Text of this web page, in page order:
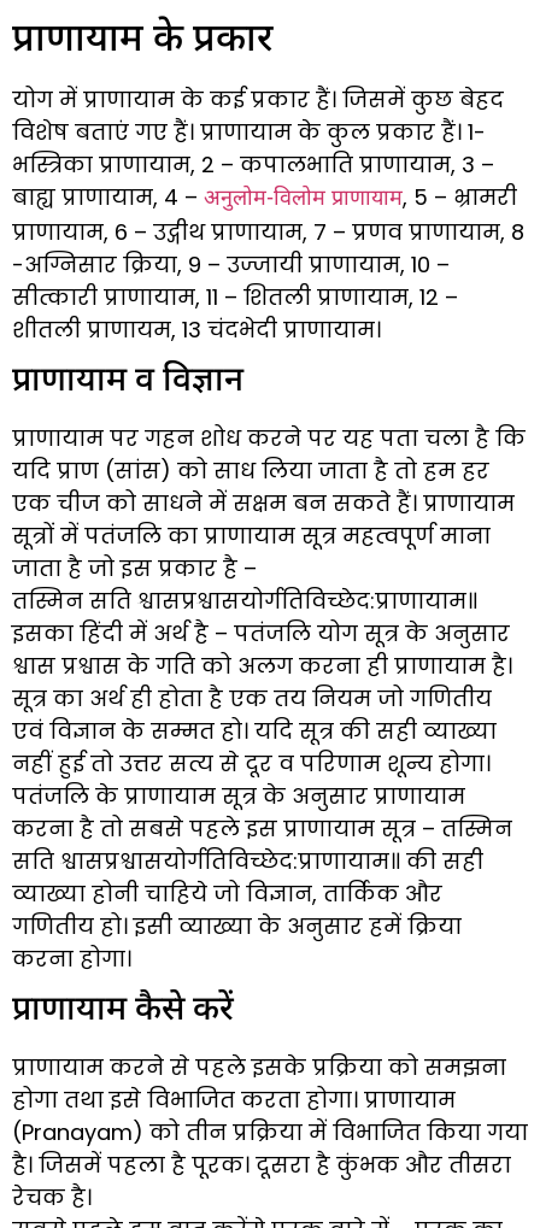
प्राणायाम के प्रकार
योग में प्राणायाम के कई प्रकार हैं। जिसमें कुछ बेहद
विशेष बताएं गए हैं। प्राणायाम के कुल प्रकार हैं। 1-
भस्त्रिका प्राणायाम, 2 – कपालभाति प्राणायाम, 3 –
बाह्य प्राणायाम, 4 – अनुलोम-विलोम प्राणायाम, 5 – भ्रामरी
प्राणायाम, 6 – उद्गीथ प्राणायाम, 7 – प्रणव प्राणायाम, 8
-अग्निसार क्रिया, 9 – उज्जायी प्राणायाम, 10 –
सीत्कारी प्राणायाम, 11 – शितली प्राणायाम, 12 –
शीतली प्राणायम, 13 चंदभेदी प्राणायाम।
प्राणायाम व विज्ञान
प्राणायाम पर गहन शोध करने पर यह पता चला है कि
यदि प्राण (सांस) को साध लिया जाता है तो हम हर
एक चीज को साधने में सक्षम बन सकते हैं। प्राणायाम
सूत्रों में पतंजलि का प्राणायाम सूत्र महत्वपूर्ण माना
जाता है जो इस प्रकार है –
तस्मिन सति श्वासप्रश्वासयोर्गतिविच्छेद:प्राणायाम॥
इसका हिंदी में अर्थ है – पतंजलि योग सूत्र के अनुसार
श्वास प्रश्वास के गति को अलग करना ही प्राणायाम है।
सूत्र का अर्थ ही होता है एक तय नियम जो गणितीय
एवं विज्ञान के सम्मत हो। यदि सूत्र की सही व्याख्या
नहीं हुई तो उत्तर सत्य से दूर व परिणाम शून्य होगा।
पतंजलि के प्राणायाम सूत्र के अनुसार प्राणायाम
करना है तो सबसे पहले इस प्राणायाम सूत्र – तस्मिन
सति श्वासप्रश्वासयोर्गतिविच्छेद:प्राणायाम॥ की सही
व्याख्या होनी चाहिये जो विज्ञान, तार्किक और
गणितीय हो। इसी व्याख्या के अनुसार हमें क्रिया
करना होगा।
प्राणायाम कैसे करें
प्राणायाम करने से पहले इसके प्रक्रिया को समझना
होगा तथा इसे विभाजित करता होगा। प्राणायाम
(Pranayam) को तीन प्रक्रिया में विभाजित किया गया
है। जिसमें पहला है पूरक। दूसरा है कुंभक और तीसरा
रेचक है।